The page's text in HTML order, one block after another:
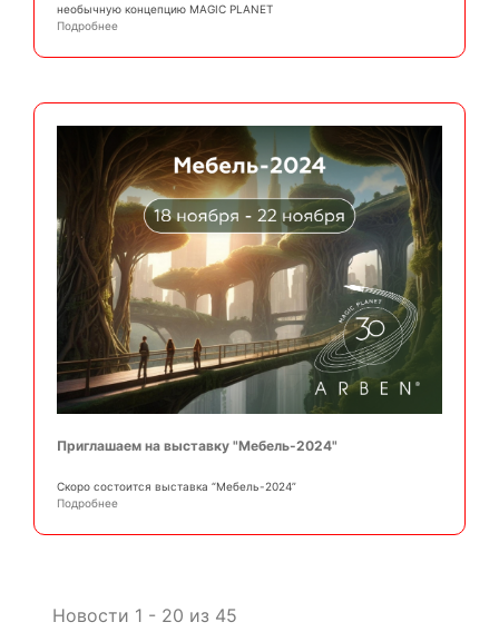
необычную концепцию MAGIC PLANET
Подробнее
Приглашаем на выставку "Мебель-2024"
Скоро состоится выставка “Мебель-2024”
Подробнее
Новости 1 - 20 из 45